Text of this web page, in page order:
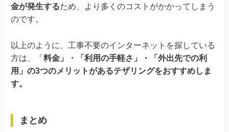
金が発生するため、より多くのコストがかかってしまう
のです。
以上のように、工事不要のインターネットを探している
方は、「 料金」・「利用の手軽さ」
・「外出先での利
用」の3つのメリットがあるテザリングをおすすめしま
す。
まとめ